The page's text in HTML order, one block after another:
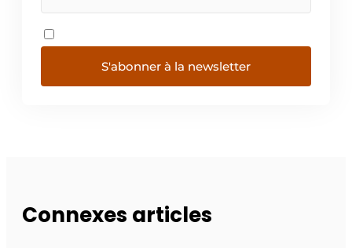
S'abonner à la newsletter
Connexes articles